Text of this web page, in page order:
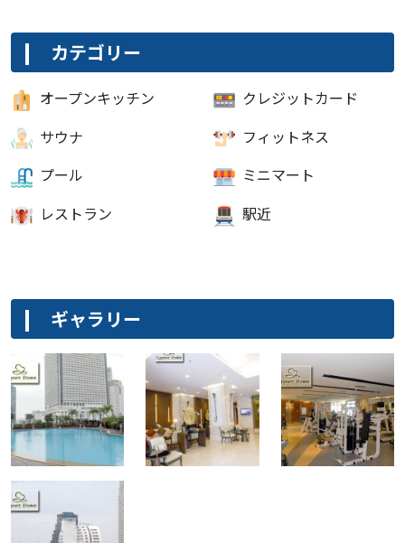
カテゴリー
オープンキッチン
クレジットカード
サウナ
フィットネス
プール
ミニマート
レストラン
駅近
ギャラリー